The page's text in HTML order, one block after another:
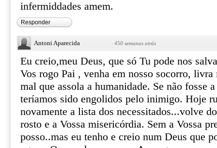
infermiddades amem.
Responder
Antoni Aparecida · 450 semanas atrás
Eu creio,meu Deus, que só Tu pode nos
Vos rogo Pai , venha em nosso socorro,
mal que assola a humanidade. Se não fosse
teríamos sido engolidos pelo inimigo. Hoje
novamente a lista dos necessitados...volve
rosto e a Vossa misericórdia. Sem a Vossa
posso..mas eu tenho e creio num Deus que